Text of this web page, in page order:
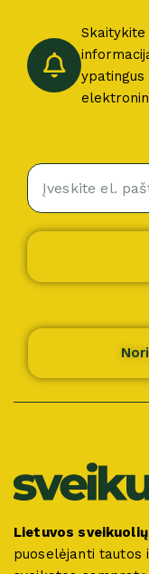
Skaitykite
ypatingus
Lietuvos
puoselėjanti tautos